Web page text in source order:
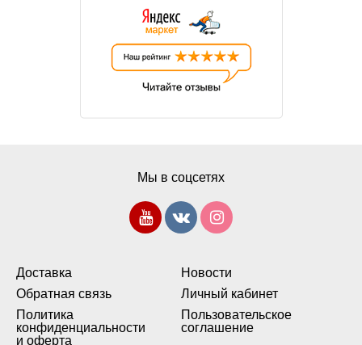
Доставка
Новости
Обратная связь
Личный кабинет
Политика
конфиденциальности
и оферта
Пользовательское
соглашение
Мы в соцсетях